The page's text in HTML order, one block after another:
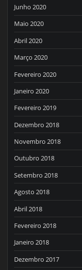
Junho 2020
Maio 2020
Abril 2020
Março 2020
Fevereiro 2020
Janeiro 2020
Fevereiro 2019
Dezembro 2018
Novembro 2018
Outubro 2018
Setembro 2018
Agosto 2018
Abril 2018
Fevereiro 2018
Janeiro 2018
Dezembro 2017